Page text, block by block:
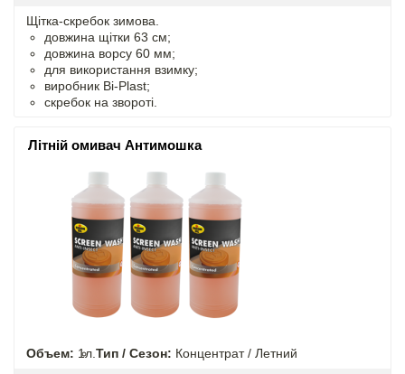
Щітка-скребок зимова.
довжина щітки 63 см;
довжина ворсу 60 мм;
для використання взимку;
виробник Bi-Plast;
скребок на звороті.
Літній омивач Антимошка
Объем: 1л. Тип / Сезон: Концентрат / Летний